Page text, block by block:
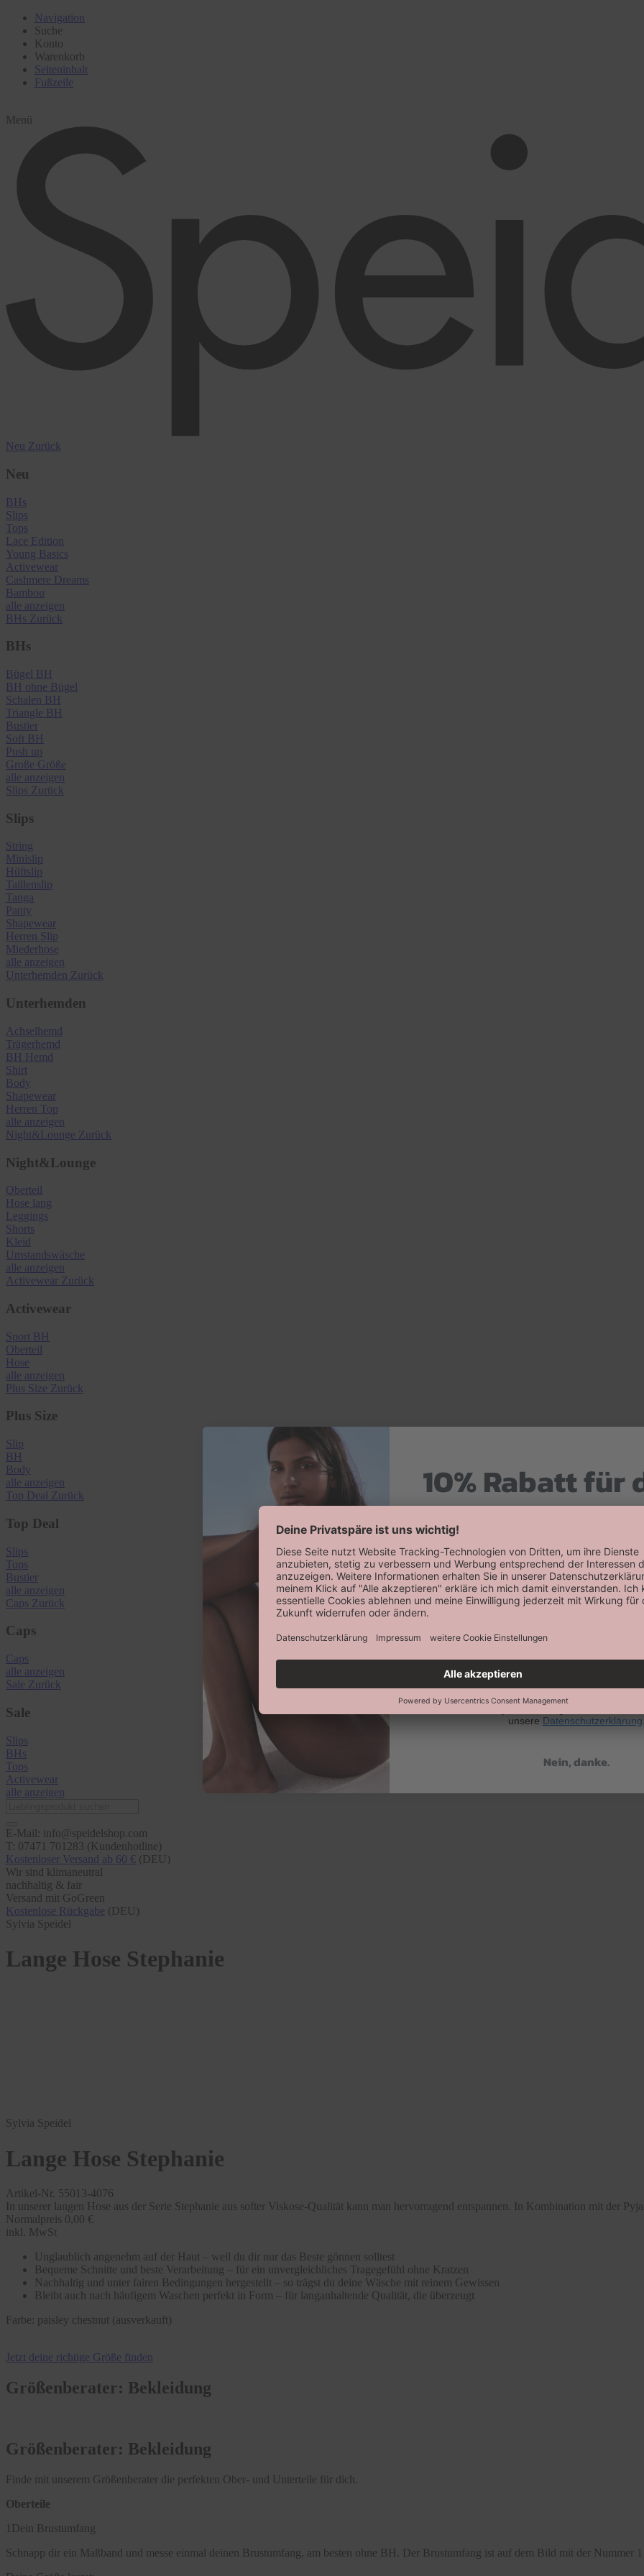
Navigation
Suche
Konto
Warenkorb
Seiteninhalt
Fußzeile
Menü
Neu Zurück
Neu
BHs
Slips
Tops
Lace Edition
Young Basics
Activewear
Cashmere Dreams
Bambou
alle anzeigen
BHs Zurück
BHs
Bügel BH
BH ohne Bügel
Schalen BH
Triangle BH
Bustier
Soft BH
Push up
Große Größe
alle anzeigen
Slips Zurück
Slips
String
Minislip
Hüftslip
Taillenslip
Tanga
Panty
Shapewear
Herren Slip
Miederhose
alle anzeigen
Unterhemden Zurück
Unterhemden
Achselhemd
Trägerhemd
BH Hemd
Shirt
Body
Shapewear
Herren Top
alle anzeigen
Night&Lounge Zurück
Night&Lounge
Oberteil
Hose lang
Leggings
Shorts
Kleid
Umstandswäsche
alle anzeigen
Activewear Zurück
Activewear
Sport BH
Oberteil
Hose
alle anzeigen
Plus Size Zurück
Plus Size
Slip
BH
Body
alle anzeigen
Top Deal Zurück
Top Deal
Slips
Tops
Bustier
alle anzeigen
Caps Zurück
Caps
Caps
alle anzeigen
Sale Zurück
Sale
Slips
BHs
Tops
Activewear
alle anzeigen
E-Mail: info@speidelshop.com
T: 07471 701283 (Kundenhotline)
Kostenloser Versand ab 60 € (DEU)
Wir sind klimaneutral
nachhaltig & fair
Versand mit GoGreen
Kostenlose Rückgabe (DEU)
Sylvia Speidel
Lange Hose Stephanie
Sylvia Speidel
Lange Hose Stephanie
Artikel-Nr. 55013-4076
In unserer langen Hose aus der Serie Stephanie aus softer Viskose-Qualität kann man hervorragend entspannen. In Kombination mit der
Normalpreis 0,00 €
inkl. MwSt
Unglaublich angenehm auf der Haut – weil du dir nur das Beste gönnen solltest
Bequeme Schnitte und beste Verarbeitung – für ein unvergleichliches Tragegefühl ohne Kratzen
Nachhaltig und unter fairen Bedingungen hergestellt – so trägst du deine Wäsche mit reinem Gewissen
Bleibt auch nach häufigem Waschen perfekt in Form – für langanhaltende Qualität, die überzeugt
Farbe: paisley chestnut (ausverkauft)
Jetzt deine richtige Größe finden
Größenberater: Bekleidung
Größenberater: Bekleidung
Finde mit unserem Größenberater die perfekten Ober- und Unterteile für dich.
Oberteile
1 Dein Brustumfang
Schnapp dir ein Maßband und messe einmal deinen Brustumfang, am besten ohne BH. Der Brustumfang ist auf dem Bild mit der Nummer 1
10% Rabatt für
Willkommensrabatt auf deine erste
erhalten!
Abonnieren
Keine Datenweitergabe an Dritte. Eine
jederzeit möglich. Hier findest
unsere Datenschutzerklärung
Nein, danke.